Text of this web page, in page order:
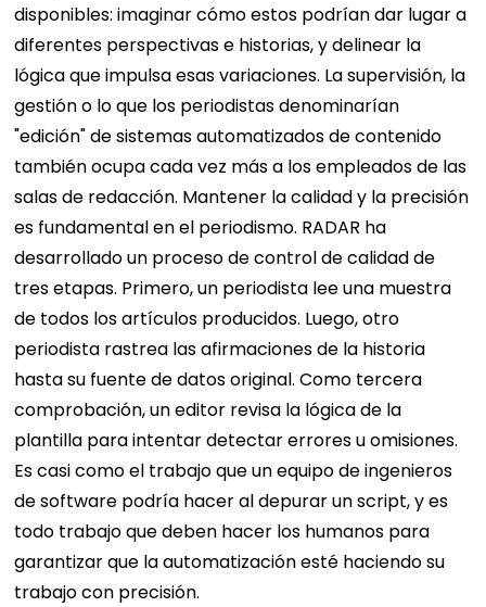
disponibles: imaginar cómo estos podrían dar lugar a
diferentes perspectivas e historias, y delinear la
lógica que impulsa esas variaciones. La supervisión, la
gestión o lo que los periodistas denominarían
"edición" de sistemas automatizados de contenido
también ocupa cada vez más a los empleados de las
salas de redacción. Mantener la calidad y la precisión
es fundamental en el periodismo. RADAR ha
desarrollado un proceso de control de calidad de
tres etapas. Primero, un periodista lee una muestra
de todos los artículos producidos. Luego, otro
periodista rastrea las afirmaciones de la historia
hasta su fuente de datos original. Como tercera
comprobación, un editor revisa la lógica de la
plantilla para intentar detectar errores u omisiones.
Es casi como el trabajo que un equipo de ingenieros
de software podría hacer al depurar un script, y es
todo trabajo que deben hacer los humanos para
garantizar que la automatización esté haciendo su
trabajo con precisión.